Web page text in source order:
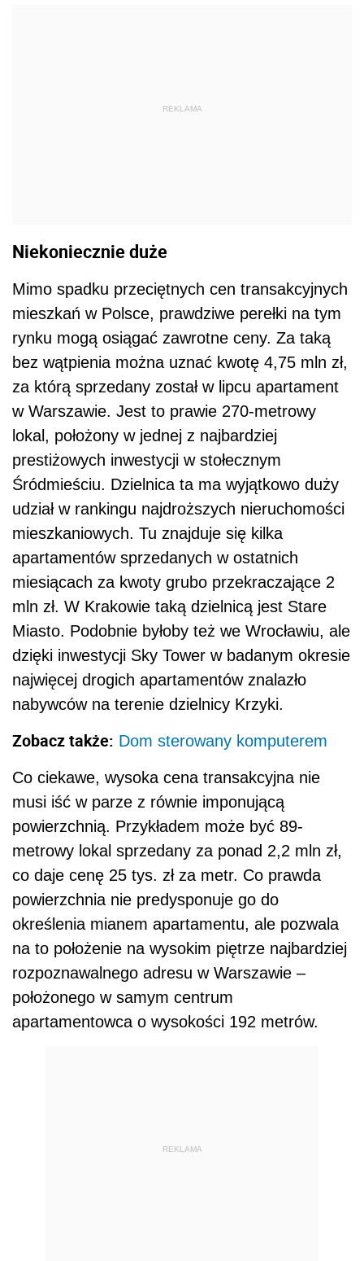
REKLAMA
Niekoniecznie duże
Mimo spadku przeciętnych cen transakcyjnych
mieszkań w Polsce, prawdziwe perełki na tym
rynku mogą osiągać zawrotne ceny. Za taką
bez wątpienia można uznać kwotę 4,75 mln zł,
za którą sprzedany został w lipcu apartament
w Warszawie. Jest to prawie 270-metrowy
lokal, położony w jednej z najbardziej
prestiżowych inwestycji w stołecznym
Śródmieściu. Dzielnica ta ma wyjątkowo duży
udział w rankingu najdroższych nieruchomości
mieszkaniowych. Tu znajduje się kilka
apartamentów sprzedanych w ostatnich
miesiącach za kwoty grubo przekraczające 2
mln zł. W Krakowie taką dzielnicą jest Stare
Miasto. Podobnie byłoby też we Wrocławiu, ale
dzięki inwestycji Sky Tower w badanym okresie
najwięcej drogich apartamentów znalazło
nabywców na terenie dzielnicy Krzyki.
Zobacz także: Dom sterowany komputerem
Co ciekawe, wysoka cena transakcyjna nie
musi iść w parze z równie imponującą
powierzchnią. Przykładem może być 89-
metrowy lokal sprzedany za ponad 2,2 mln zł,
co daje cenę 25 tys. zł za metr. Co prawda
powierzchnia nie predysponuje go do
określenia mianem apartamentu, ale pozwala
na to położenie na wysokim piętrze najbardziej
rozpoznawalnego adresu w Warszawie –
położonego w samym centrum
apartamentowca o wysokości 192 metrów.
REKLAMA